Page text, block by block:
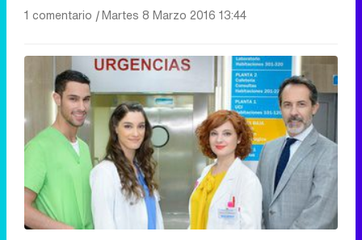
1 comentario |Martes 8 Marzo 2016 13:44